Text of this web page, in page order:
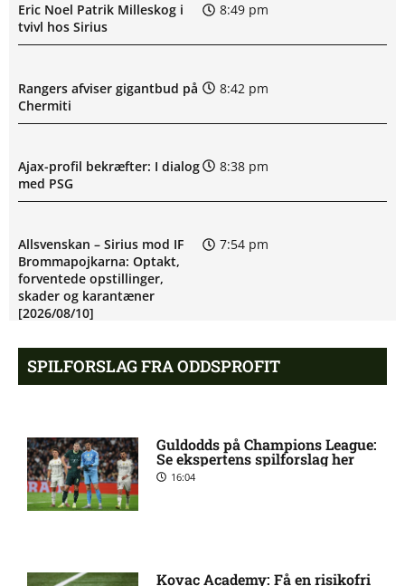
Eric Noel Patrik Milleskog i
tvivl hos Sirius
8:49 pm
Rangers afviser gigantbud på
Chermiti
8:42 pm
Ajax-profil bekræfter: I dialog
med PSG
8:38 pm
Allsvenskan – Sirius mod IF
Brommapojkarna: Optakt,
forventede opstillinger,
skader og karantæner
[2026/08/10]
7:54 pm
Mats Møller Dæhli i tvivl hos
7:50 pm
Tvivl om Halldor Østervold
Stenevik hos Molde
6:52 pm
SPILFORSLAG FRA ODDSPROFIT
Guldodds på Champions League:
Se ekspertens spilforslag her
16:04
Kovac Academy: Få en risikofri